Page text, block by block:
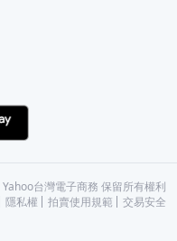
Yahoo台灣電子商務 保留所有權利
隱私權 拍賣使用規範 交易安全